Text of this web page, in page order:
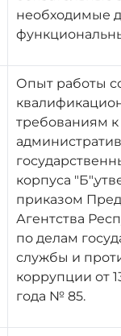
необходимые
Опыт работы
требованиям
корпуса
приказом
Агентства
по делам
службы и
коррупции от
года № 85.